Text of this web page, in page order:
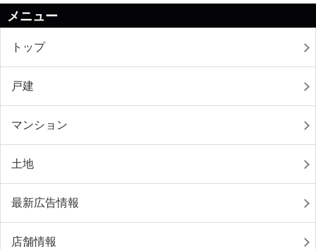
メニュー
トップ
戸建
マンション
土地
最新広告情報
店舗情報